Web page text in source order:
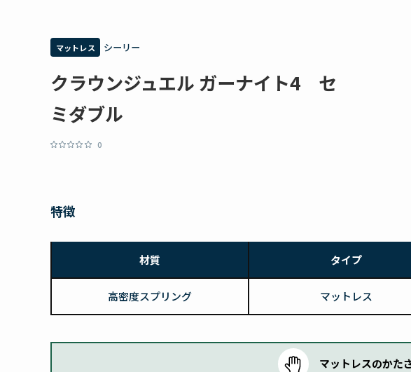
マットレス シーリー
クラウンジュエル ガーナイト4 セ
ミダブル
0
特徴
材質 タイプ
高密度スプリング マットレス
マットレスのかた